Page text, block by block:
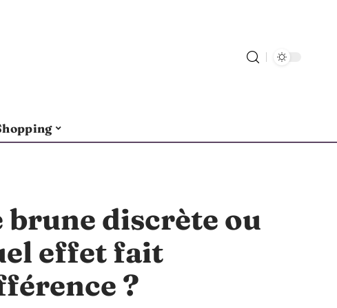
brune discrète ou
effet fait
?